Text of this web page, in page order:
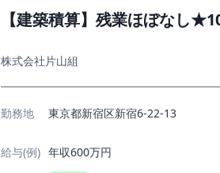
【建築積算】残業ほぼなし
株式会社片山組
勤務地 東京都新宿区新宿6-22-13
給与(例) 年収600万円